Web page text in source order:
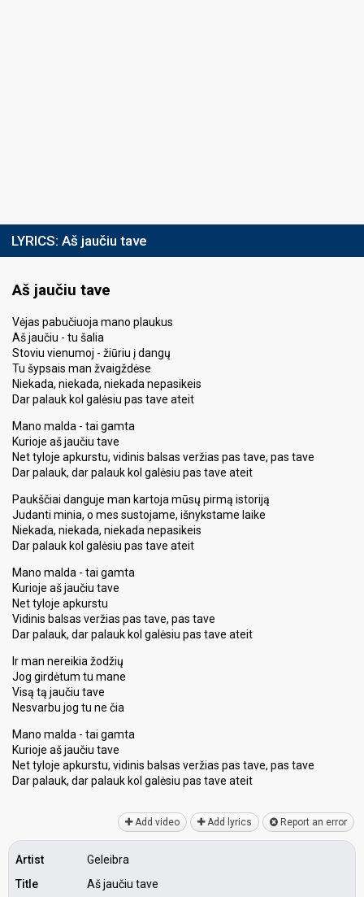
LYRICS: Aš jaučiu tave
Aš jaučiu tave
Vėjas pabučiuoja mano plaukus
Aš jaučiu - tu šalia
Stoviu vienumoj - žiūriu į dangų
Tu šypsais man žvaigždėse
Niekada, niekada, niekada nepasikeis
Dar palauk kol galėsiu pas tave ateit
Mano malda - tai gamta
Kurioje aš jaučiu tave
Net tyloje apkurstu, vidinis balsas veržias pas tave, pas tave
Dar palauk, dar palauk kol galėsiu pas tave ateit
Paukščiai danguje man kartoja mūsų pirmą istoriją
Judanti minia, o mes sustojame, išnykstame laike
Niekada, niekada, niekada nepasikeis
Dar palauk kol galėsiu pas tave ateit
Mano malda - tai gamta
Kurioje aš jaučiu tave
Net tyloje apkurstu
Vidinis balsas veržias pas tave, pas tave
Dar palauk, dar palauk kol galėsiu pas tave ateit
Ir man nereikia žodžių
Jog girdėtum tu mane
Visą tą jaučiu tave
Nesvarbu jog tu ne čia
Mano malda - tai gamta
Kurioje aš jaučiu tave
Net tyloje apkurstu, vidinis balsas veržias pas tave, pas tave
Dar palauk, dar palauk kol galėsiu paѕ tave аteit
Add video Add lyrics Report an error
Artist
Geleibra
Title
Aš jaučiu tave